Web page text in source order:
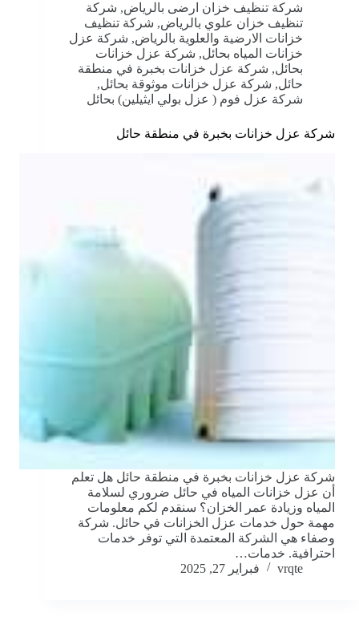
شركة تنظيف خزان ارضى بالرياض, شركة
تنظيف خزان علوي بالرياض, شركة تنظيف
خزانات الارضية والعلوية بالرياض, شركة عزل
خزانات المياه بحائل, شركة عزل خزانات
بحائل, شركة عزل خزانات بخبرة في منطقة
حائل, شركة عزل خزانات موثوقة بحائل,
شركة عزل فوم ( عزل بولي ايثيلين) بحائل
شركة عزل خزانات بخبرة في منطقة حائل
شركة عزل خزانات بخبرة في منطقة حائل هل تعلم
أن عزل خزانات المياه في حائل ضروري لسلامة
المياه وزيادة عمر الخزان؟ سنقدم لكم معلومات
مهمة حول خدمات عزل الخزانات في حائل. شركة
وصفاء هي الشركة المعتمدة التي توفر خدمات
احترافية. خدمات…
vrqte
فبراير 27, 2025